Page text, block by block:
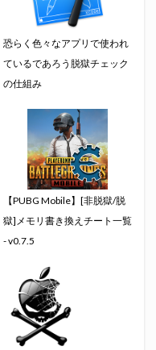
恐らく色々なアプリで使われ
ているであろう脱獄チェック
の仕組み
【PUBG Mobile】[非脱獄/脱
獄]メモリ書き換えチート一覧
- v0.7.5